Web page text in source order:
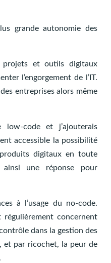
grande autonomie des
projets et outils digitaux
l’engorgement de l’IT.
entreprises alors même
low-code et j’ajouterais
accessible la possibilité
digitaux en toute
une réponse pour
à l’usage du no-code.
concernent
dans la gestion des
et par ricochet, la peur de